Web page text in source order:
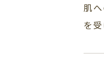
肌
を受